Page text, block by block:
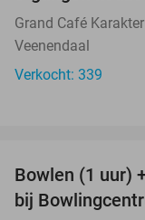
Grand Café
Veenendaal
Verkocht: 339
Bowlen (1 uur)
bij